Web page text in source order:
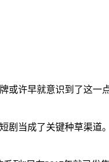
许早就意识到了这
当成了关键种草渠